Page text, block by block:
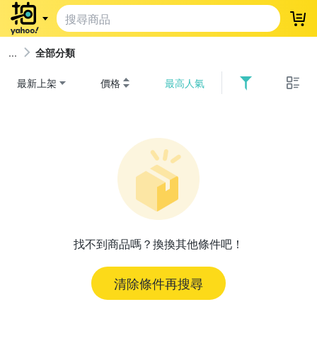
登
全部分類
最新上架 價格 最高人氣
找不到商品嗎？換換其他條件吧！
清除條件再搜尋